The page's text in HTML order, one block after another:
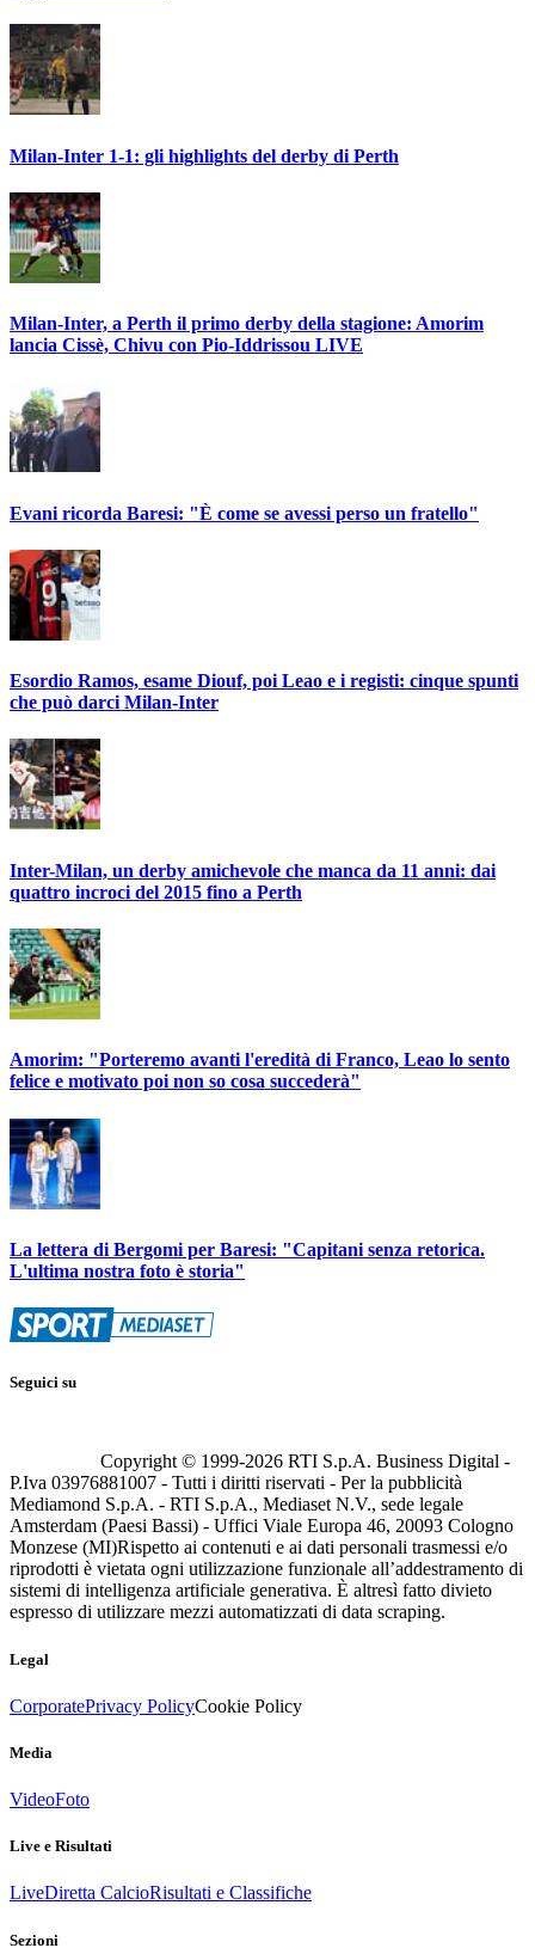
Milan-Inter 1-1: gli highlights del derby di Perth
Milan-Inter, a Perth il primo derby della stagione: Amorim
lancia Cissè, Chivu con Pio-Iddrissou LIVE
Evani ricorda Baresi: "È come se avessi perso un fratello"
Esordio Ramos, esame Diouf, poi Leao e i registi: cinque spunti
che può darci Milan-Inter
Inter-Milan, un derby amichevole che manca da 11 anni: dai
quattro incroci del 2015 fino a Perth
Amorim: "Porteremo avanti l'eredità di Franco, Leao lo sento
felice e motivato poi non so cosa succederà"
La lettera di Bergomi per Baresi: "Capitani senza retorica.
L'ultima nostra foto è storia"
Seguici su
Copyright © 1999-2026 RTI S.p.A. Business Digital -
P.Iva 03976881007 - Tutti i diritti riservati - Per la pubblicità
Mediamond S.p.A. - RTI S.p.A., Mediaset N.V., sede legale
Amsterdam (Paesi Bassi) - Uffici Viale Europa 46, 20093 Cologno
Monzese (MI)Rispetto ai contenuti e ai dati personali trasmessi e/o
riprodotti è vietata ogni utilizzazione funzionale all’addestramento di
sistemi di intelligenza artificiale generativa. È altresì fatto divieto
espresso di utilizzare mezzi automatizzati di data scraping.
Legal
CorporatePrivacy PolicyCookie Policy
Media
VideoFoto
Live e Risultati
LiveDiretta CalcioRisultati e Classifiche
Sezioni